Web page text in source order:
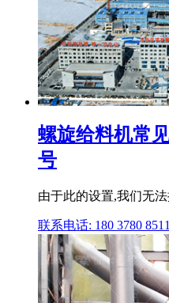
螺旋给料机常
号
由于此的设置,我们无
联系电话: 180 3780 8511